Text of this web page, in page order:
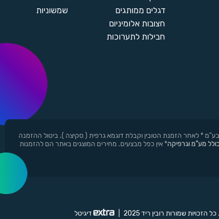
דגלים ממותגים
חצובות אלומיניום
חבילות לתערוכות
שמשוניות
ר.י.ד בע"מ * לאחר הזמנת הטובין וקבלת דוגמא גרפית ( סקיצה ). ביטול ההזמנה
מע"מ וגרפיקה* אין כפל מבצעים. מחירים המוצגים באתר הם להזמנות
כל הזכויות שמורות רובין ריד 2025 דיגיטל